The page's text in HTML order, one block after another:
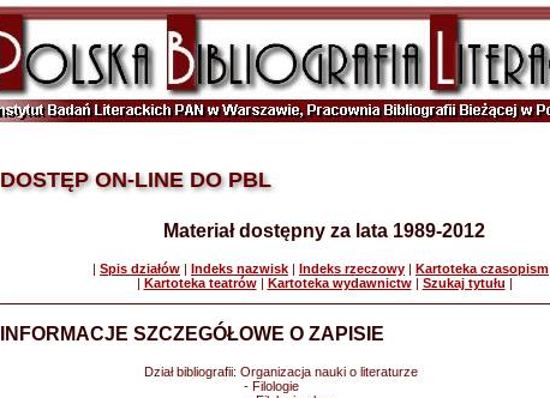
DOSTĘP ON-LINE DO PBL
Materiał dostępny za lata 1989-2012
| Spis działów | Indeks nazwisk | Indeks rzeczowy | Kartoteka czasopism
| Kartoteka teatrów| Kartoteka wydawnictw| Szukaj tytułu |
INFORMACJE SZCZEGÓŁOWE O ZAPISIE
Dział bibliografii: Organizacja nauki o literaturze
- Filologie